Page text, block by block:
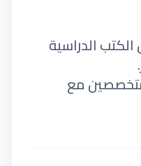
الكتب الدراسية
مع